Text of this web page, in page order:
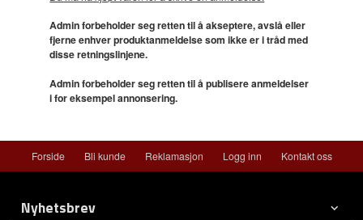
Admin forbeholder seg retten til å akseptere, avslå eller
fjerne enhver produktanmeldelse som ikke er i tråd med
disse retningslinjene.
Admin forbeholder seg retten til å publisere anmeldelser
i for eksempel annonsering.
Forside Bli kunde Reklamasjon Logg inn Kontakt oss
Nyhetsbrev